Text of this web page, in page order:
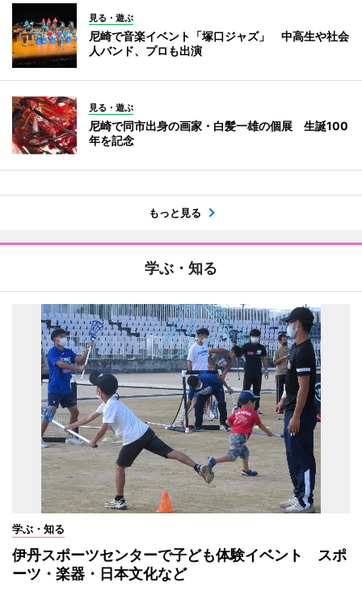
見る・遊ぶ
尼崎で音楽イベント「塚口ジャズ」 中高生や社会
人バンド、プロも出演
見る・遊ぶ
尼崎で同市出身の画家・白髪一雄の個展 生誕100
年を記念
もっと見る
学ぶ・知る
学ぶ・知る
伊丹スポーツセンターで子ども体験イベント スポ
ーツ・楽器・日本文化など